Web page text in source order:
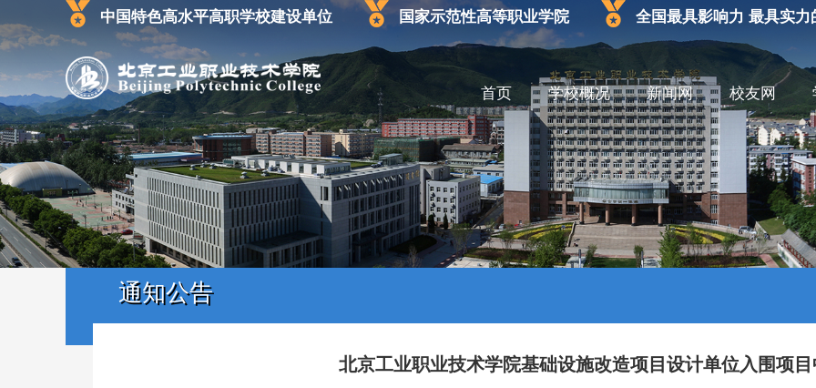
中国特色高水平高职学校建设单位 国家示范性高等职业学院 全国最具影响力 最具实力
首页 学校概况 新闻网 校友网
通知公告
北京工业职业技术学院基础设施改造项目设计单位入围项